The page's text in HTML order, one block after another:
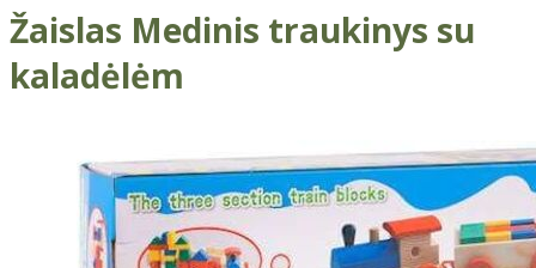
Žaislas Medinis traukinys su
kaladėlėm